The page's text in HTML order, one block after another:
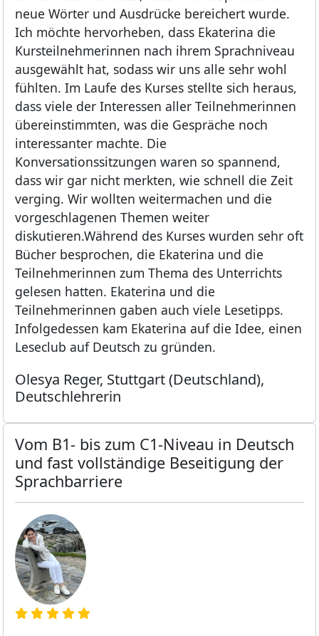
neue Wörter und Ausdrücke bereichert wurde.
Ich möchte hervorheben, dass Ekaterina die
Kursteilnehmerinnen nach ihrem Sprachniveau
ausgewählt hat, sodass wir uns alle sehr wohl
fühlten. Im Laufe des Kurses stellte sich heraus,
dass viele der Interessen aller Teilnehmerinnen
übereinstimmten, was die Gespräche noch
interessanter machte. Die
Konversationssitzungen waren so spannend,
dass wir gar nicht merkten, wie schnell die Zeit
verging. Wir wollten weitermachen und die
vorgeschlagenen Themen weiter
diskutieren.Während des Kurses wurden sehr oft
Bücher besprochen, die Ekaterina und die
Teilnehmerinnen zum Thema des Unterrichts
gelesen hatten. Ekaterina und die
Teilnehmerinnen gaben auch viele Lesetipps.
Infolgedessen kam Ekaterina auf die Idee, einen
Leseclub auf Deutsch zu gründen.
Olesya Reger, Stuttgart (Deutschland),
Deutschlehrerin
Vom B1- bis zum C1-Niveau in Deutsch
und fast vollständige Beseitigung der
Sprachbarriere